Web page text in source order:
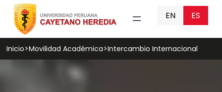
EN ES
Inicio Movilidad Académica Intercambio Internacional